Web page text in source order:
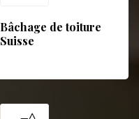
Bâchage de toiture
Suisse